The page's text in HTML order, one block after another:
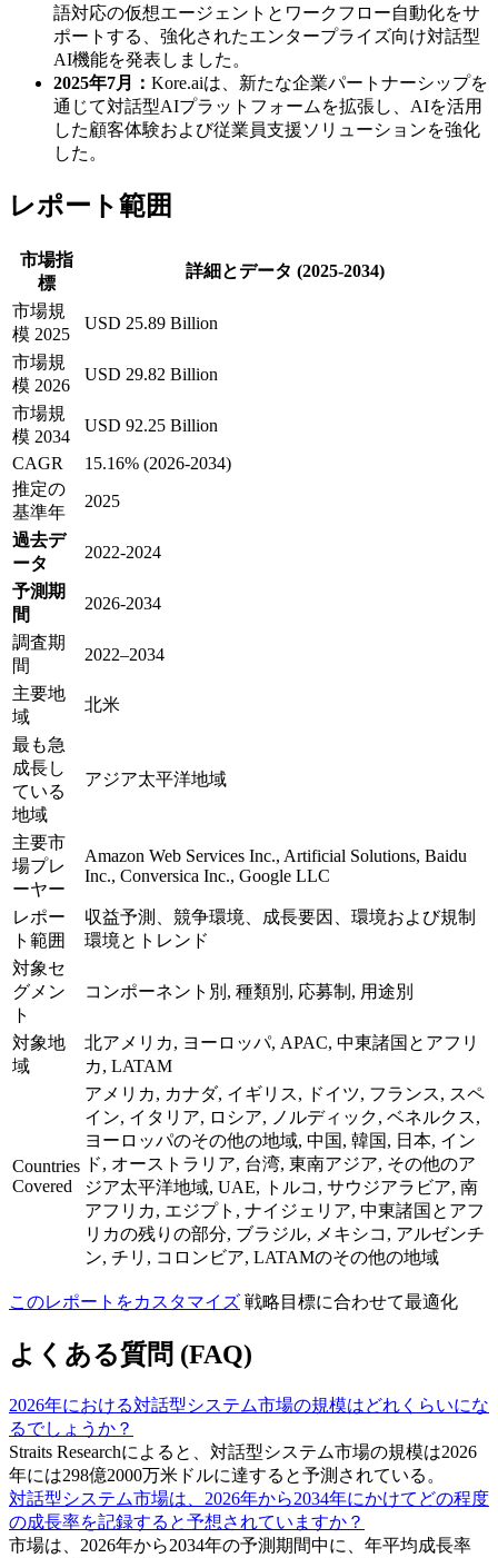
語対応の仮想エージェントとワークフロー自動化をサ
ポートする、強化されたエンタープライズ向け対話型
AI機能を発表しました。
2025年7月： Kore.aiは、新たな企業パートナーシップを
通じて対話型AIプラットフォームを拡張し、AIを活用
した顧客体験および従業員支援ソリューションを強化
した。
レポート範囲
市場指
標
詳細とデータ (2025-2034)
市場規
模 2025
USD 25.89 Billion
市場規
模 2026
USD 29.82 Billion
市場規
模 2034
USD 92.25 Billion
CAGR
15.16% (2026-2034)
推定の
基準年
2025
過去デ
ータ
2022-2024
予測期
間
2026-2034
調査期
間
2022–2034
主要地
域
北米
最も急
成長し
ている
地域
アジア太平洋地域
主要市
場プレ
ーヤー
Amazon Web Services Inc., Artificial Solutions, Baidu
Inc., Conversica Inc., Google LLC
レポー
ト範囲
収益予測、競争環境、成長要因、環境および規制
環境とトレンド
対象セ
グメン
ト
コンポーネント別, 種類別, 応募制, 用途別
対象地
域
北アメリカ, ヨーロッパ, APAC, 中東諸国とアフリ
カ, LATAM
Countries
Covered
アメリカ, カナダ, イギリス, ドイツ, フランス, スペ
イン, イタリア, ロシア, ノルディック, ベネルクス,
ヨーロッパのその他の地域, 中国, 韓国, 日本, イン
ド, オーストラリア, 台湾, 東南アジア, その他のア
ジア太平洋地域, UAE, トルコ, サウジアラビア, 南
アフリカ, エジプト, ナイジェリア, 中東諸国とアフ
リカの残りの部分, ブラジル, メキシコ, アルゼンチ
ン, チリ, コロンビア, LATAMのその他の地域
このレポートをカスタマイズ 戦略目標に合わせて最適化
よくある質問 (FAQ)
2026年における対話型システム市場の規模はどれくらいにな
るでしょうか？
Straits Researchによると、対話型システム市場の規模は2026
年には298億2000万米ドルに達すると予測されている。
対話型システム市場は、2026年から2034年にかけてどの程度
の成長率を記録すると予想されていますか？
市場は、2026年から2034年の予測期間中に、年平均成長率